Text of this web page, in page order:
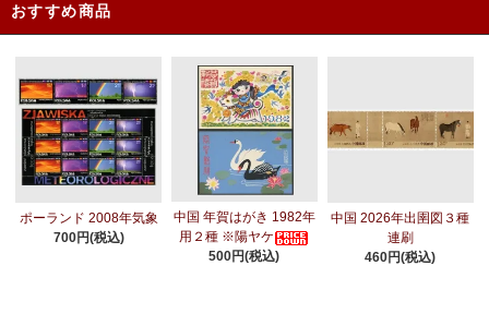
おすすめ商品
ポーランド 2008年気象
700円(税込)
中国 年賀はがき 1982年
用２種 ※陽ヤケ
500円(税込)
中国 2026年出圉図３種
連刷
460円(税込)